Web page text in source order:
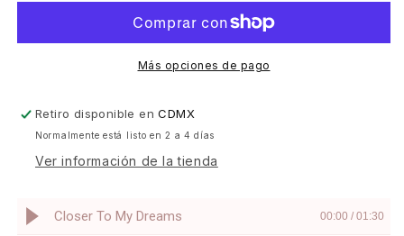
Revival,
Recordings]
The
Revival,
Vol.
Recordings]
Más opciones de pago
Retiro disponible enCDMX
Normalmente está listo en 2 a 4 días
Ver información de la tienda